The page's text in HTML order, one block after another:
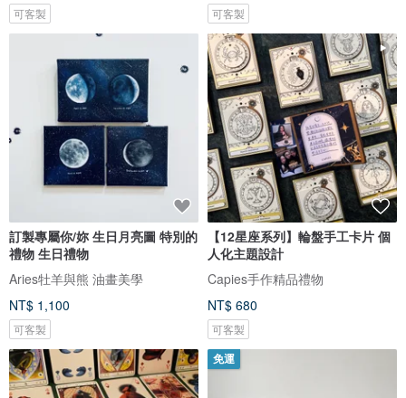
可客製 可客製
訂製專屬你/妳 生日月亮圖 特別的
禮物 生日禮物
Aries牡羊與熊 油畫美學
NT$ 1,100
可客製
【12星座系列】輪盤手工卡片 個
人化主題設計
Capies手作精品禮物
NT$ 680
可客製
免運